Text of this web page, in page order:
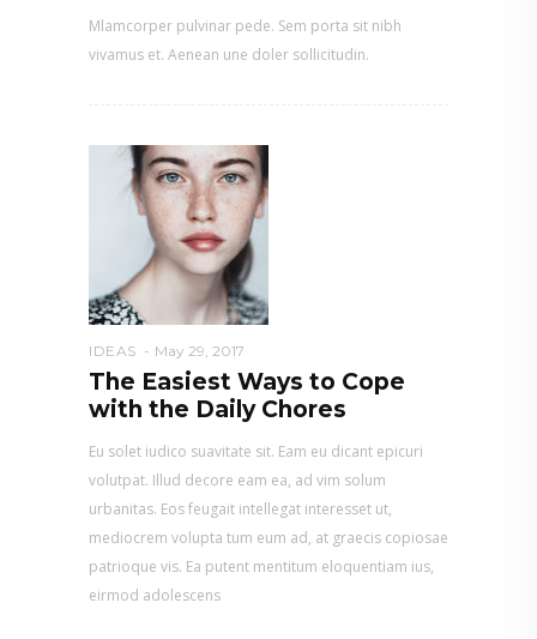
Mlamcorper pulvinar pede. Sem porta sit nibh
vivamus et. Aenean une doler sollicitudin.
IDEAS May 29, 2017
The Easiest Ways to Cope
with the Daily Chores
Eu solet iudico suavitate sit. Eam eu dicant epicuri
volutpat. Illud decore eam ea, ad vim solum
urbanitas. Eos feugait intellegat interesset ut,
mediocrem volupta tum eum ad, at graecis copiosae
patrioque vis. Ea putent mentitum eloquentiam ius,
eirmod adolescens